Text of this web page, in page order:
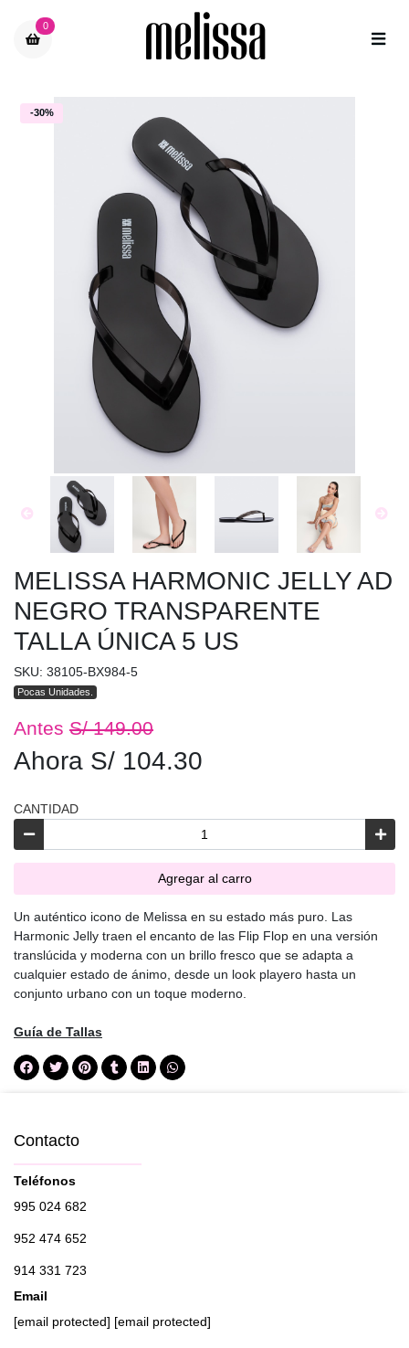
0
-30%
MELISSA HARMONIC JELLY AD
NEGRO TRANSPARENTE
TALLA ÚNICA 5 US
SKU: 38105-BX984-5
Pocas Unidades.
Antes S/ 149.00
Ahora S/ 104.30
CANTIDAD
Agregar al carro
Un auténtico icono de Melissa en su estado más puro. Las
Harmonic Jelly traen el encanto de las Flip Flop en una versión
translúcida y moderna con un brillo fresco que se adapta a
cualquier estado de ánimo, desde un look playero hasta un
conjunto urbano con un toque moderno.
Guía de Tallas
Contacto
Teléfonos
995 024 682
952 474 652
914 331 723
Email
[email protected] [email protected]